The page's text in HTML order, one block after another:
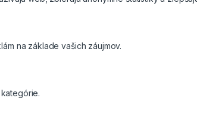
na základe vašich záujmov.